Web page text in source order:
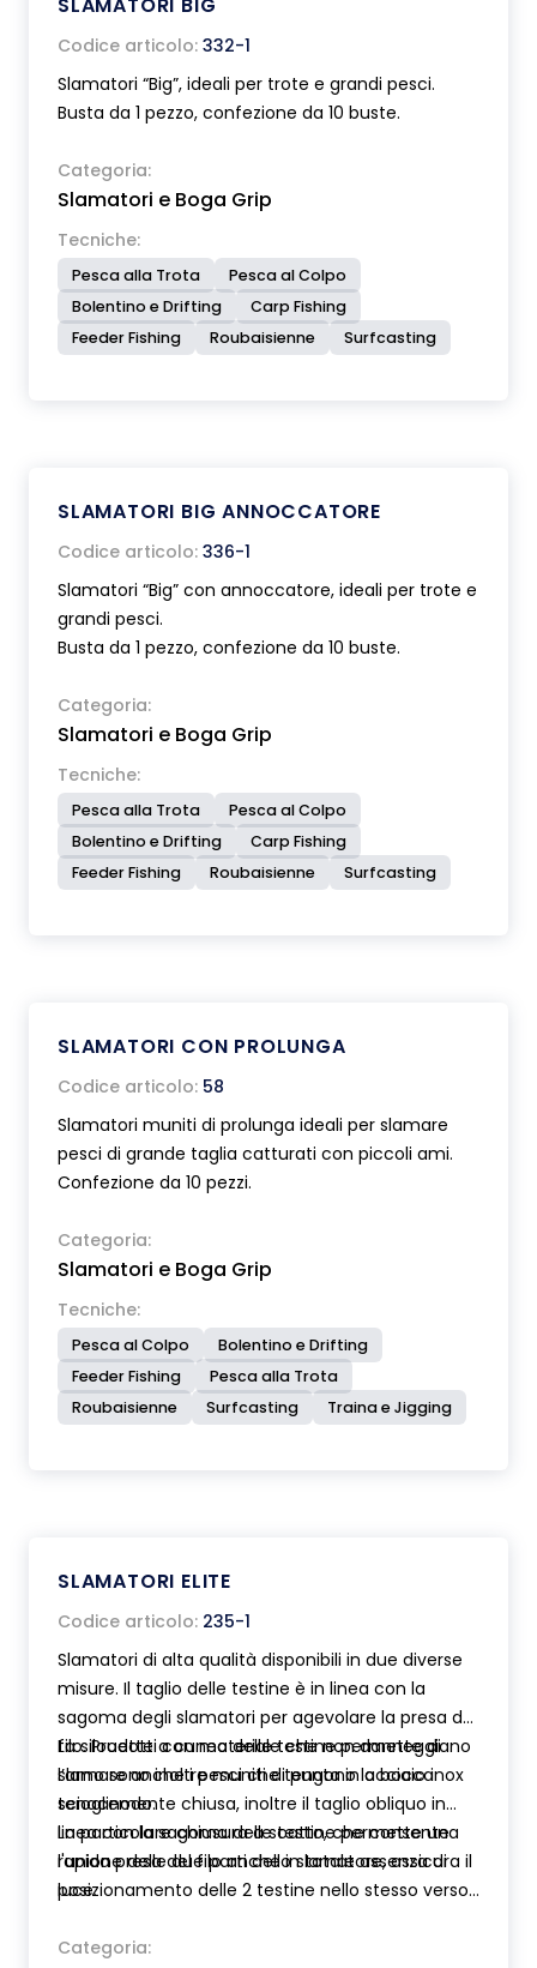
Codice articolo: 332-1
Slamatori “Big”, ideali per trote e grandi pesci.
Busta da 1 pezzo, confezione da 10 buste.
Categoria:
Slamatori e Boga Grip
Tecniche:
Pesca alla Trota
Pesca al Colpo
Bolentino e Drifting
Carp Fishing
Feeder Fishing
Roubaisienne Surfcasting
SLAMATORI BIG ANNOCCATORE
Codice articolo: 336-1
Slamatori “Big” con annoccatore, ideali per trote e
grandi pesci.
Busta da 1 pezzo, confezione da 10 buste.
Categoria:
Slamatori e Boga Grip
Tecniche:
Pesca alla Trota
Pesca al Colpo
Bolentino e Drifting
Carp Fishing
Feeder Fishing
Roubaisienne Surfcasting
SLAMATORI CON PROLUNGA
Codice articolo: 58
Slamatori muniti di prolunga ideali per slamare
pesci di grande taglia catturati con piccoli ami.
Confezione da 10 pezzi.
Categoria:
Slamatori e Boga Grip
Tecniche:
Pesca al Colpo
Bolentino e Drifting
Feeder Fishing
Pesca alla Trota
Roubaisienne
Surfcasting Traina e Jigging
SLAMATORI ELITE
Codice articolo: 235-1
Slamatori di alta qualità disponibili in due diverse
misure. Il taglio delle testine è in linea con la
sagoma degli slamatori per agevolare la presa del
filo. Prodotti con materiale che non danneggiano
l’amo sono inoltre muniti di punta in acciaio inox
scioglinodo.
La silouette a cuneo delle testine permette di
slamare anche i pesci che tengono la bocca
tenacemente chiusa, inoltre il taglio obliquo in
linea con la sagoma delle testine permette una
rapida presa del filo anche in totale assenza di
luce.
La particolare chiusura a scatto, che consente
l'unione delle due parti dello slamatore, assicura il
posizionamento delle 2 testine nello stesso verso,
dal taschino.
Categoria: